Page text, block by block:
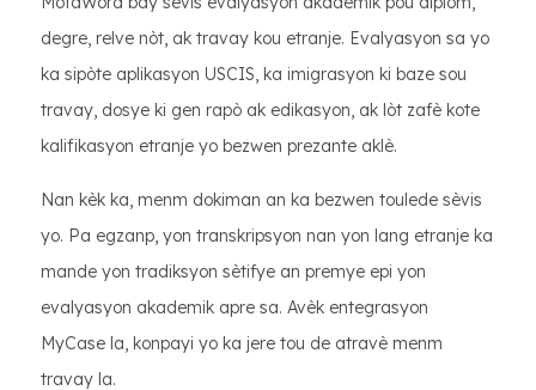
degre, relve nòt, ak travay kou etranje. Evalyasyon sa yo
ka sipòte aplikasyon USCIS, ka imigrasyon ki baze sou
travay, dosye ki gen rapò ak edikasyon, ak lòt zafè kote
kalifikasyon etranje yo bezwen prezante aklè.
Nan kèk ka, menm dokiman an ka bezwen toulede sèvis
yo. Pa egzanp, yon transkripsyon nan yon lang etranje ka
mande yon tradiksyon sètifye an premye epi yon
evalyasyon akademik apre sa. Avèk entegrasyon
MyCase la, konpayi yo ka jere tou de atravè menm
travay la.